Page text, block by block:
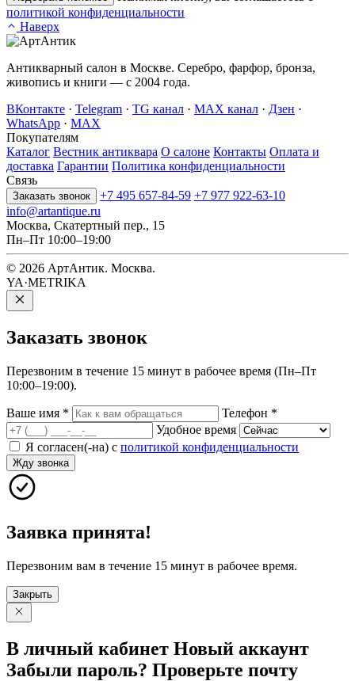
политикой конфиденциальности
Наверх
Антикварный салон в Москве. Серебро, фарфор, бронза,
живопись и книги — с 2004 года.
ВКонтакте · Telegram · TG канал · MAX канал · Дзен ·
WhatsApp · MAX
Покупателям
Каталог Вестник антиквара О салоне Контакты Оплата и
доставка Гарантии Политика конфиденциальности
Связь
Заказать звонок +7 495 657-84-59 +7 977 922-63-10
info@artantique.ru
Москва, Скатертный пер., 15
Пн–Пт 10:00–19:00
© 2026 АртАнтик. Москва.
YA·METRIKA
Заказать звонок
Перезвоним в течение 15 минут в рабочее время (Пн–Пт
10:00–19:00).
Ваше имя * Телефон *
Удобное время
Я согласен(-на) с политикой конфиденциальности
Жду звонка
Заявка принята!
Перезвоним вам в течение 15 минут в рабочее время.
Закрыть
В личный кабинет Новый аккаунт
Забыли пароль? Проверьте почту